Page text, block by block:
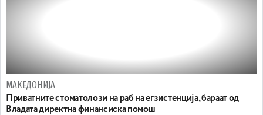
МАКЕДОНИЈА
Приватните стоматолози на раб на егзистенција, бараат од
Владата директна финансиска помош